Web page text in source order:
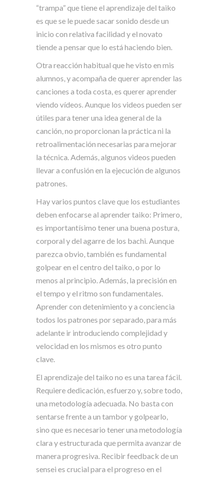
“trampa” que tiene el aprendizaje del taiko
es que se le puede sacar sonido desde un
inicio con relativa facilidad y el novato
tiende a pensar que lo está haciendo bien.
Otra reacción habitual que he visto en mis
alumnos, y acompaña de querer aprender las
canciones a toda costa, es querer aprender
viendo vídeos. Aunque los videos pueden ser
útiles para tener una idea general de la
canción, no proporcionan la práctica ni la
retroalimentación necesarias para mejorar
la técnica. Además, algunos videos pueden
llevar a confusión en la ejecución de algunos
patrones.
Hay varios puntos clave que los estudiantes
deben enfocarse al aprender taiko: Primero,
es importantísimo tener una buena postura,
corporal y del agarre de los bachi. Aunque
parezca obvio, también es fundamental
golpear en el centro del taiko, o por lo
menos al principio. Además, la precisión en
el tempo y el ritmo son fundamentales.
Aprender con detenimiento y a conciencia
todos los patrones por separado, para más
adelante ir introduciendo complejidad y
velocidad en los mismos es otro punto
clave.
El aprendizaje del taiko no es una tarea fácil.
Requiere dedicación, esfuerzo y, sobre todo,
una metodología adecuada. No basta con
sentarse frente a un tambor y golpearlo,
sino que es necesario tener una metodología
clara y estructurada que permita avanzar de
manera progresiva. Recibir feedback de un
sensei es crucial para el progreso en el